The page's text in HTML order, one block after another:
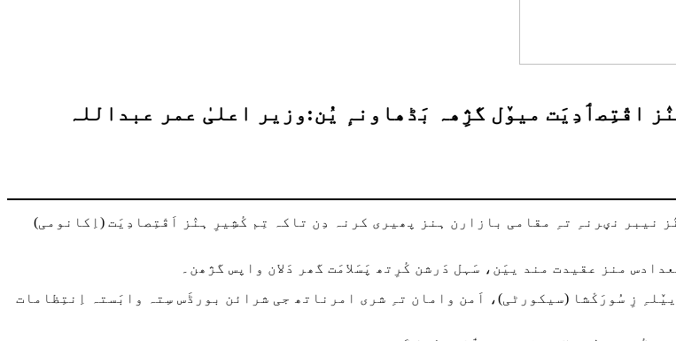
اقْتِصٲدِیَت میوٚل گژِھہ بَڈھاونہٕ یُن:وزیر اعلیٰ عمر عبداللہ
نیبر نؠرنہِ تہِ مقامی بازارن ہنز پھیری کرنہ دِن تاکہ تِم کٔشِیرِ ہنٛز اَقْتِصادِیَت (اِکانومی)
منز عقیدت مند ییَن، سَہل دَرشن کٔرِتھ پَسَلامَت گھر دَلان واپس گژھن۔
زِ سُورَکْشا (سیکورٹی)، اَمن وامان تہِ شری امرناتھ جی شرائن بورڈَس سِتہ وابَستہ اِنتِظامات